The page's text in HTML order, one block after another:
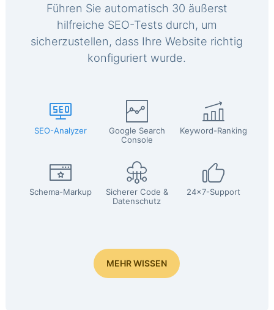
Führen Sie automatisch 30 äußerst
hilfreiche SEO-Tests durch, um
sicherzustellen, dass Ihre Website richtig
konfiguriert wurde.
SEO-Analyzer
Google Search
Console
Keyword-Ranking
Schema-Markup
Sicherer Code &
Datenschutz
24x7-Support
MEHR WISSEN